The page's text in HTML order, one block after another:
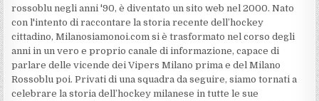
rossoblu negli anni '90, è diventato un sito web nel 2000. Nato
con l'intento di raccontare la storia recente dell’hockey
cittadino, Milanosiamonoi.com si è trasformato nel corso degli
anni in un vero e proprio canale di informazione, capace di
parlare delle vicende dei Vipers Milano prima e del Milano
Rossoblu poi. Privati di una squadra da seguire, siamo tornati a
celebrare la storia dell’hockey milanese in tutte le sue